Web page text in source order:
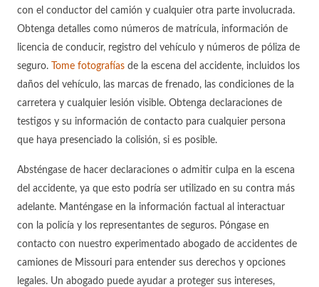
con el conductor del camión y cualquier otra parte involucrada.
Obtenga detalles como números de matrícula, información de
licencia de conducir, registro del vehículo y números de póliza de
seguro.
Tome fotografías de la escena del accidente, incluidos los
daños del vehículo, las marcas de frenado, las condiciones de la
carretera y cualquier lesión visible. Obtenga declaraciones de
testigos y su información de contacto para cualquier persona
que haya presenciado la colisión, si es posible.
Absténgase de hacer declaraciones o admitir culpa en la escena
del accidente, ya que esto podría ser utilizado en su contra más
adelante. Manténgase en la información factual al interactuar
con la policía y los representantes de seguros. Póngase en
contacto con nuestro experimentado abogado de accidentes de
camiones de Missouri para entender sus derechos y opciones
legales. Un abogado puede ayudar a proteger sus intereses,